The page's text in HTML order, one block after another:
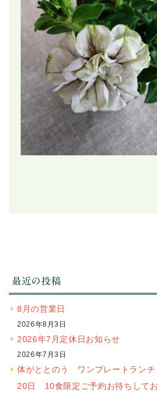
最近の投稿
8月の営業日
2026年8月3日
2026年7月定休日お知らせ
2026年7月3日
体がととのう ワンプ
20日 10食限定ご予約お待ちして